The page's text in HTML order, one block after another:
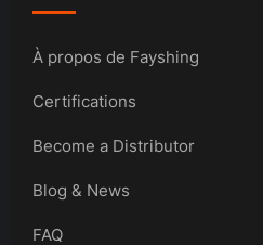
À propos de Fayshing
Certifications
Become a Distributor
Blog & News
FAQ